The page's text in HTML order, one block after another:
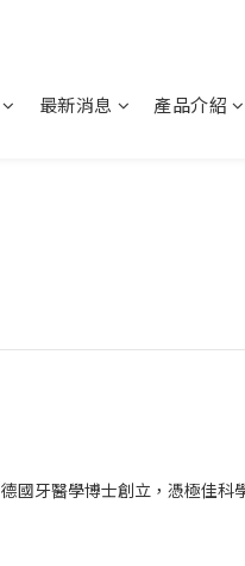
最新消息 產品介紹
德國牙醫學博士創立，憑極佳科